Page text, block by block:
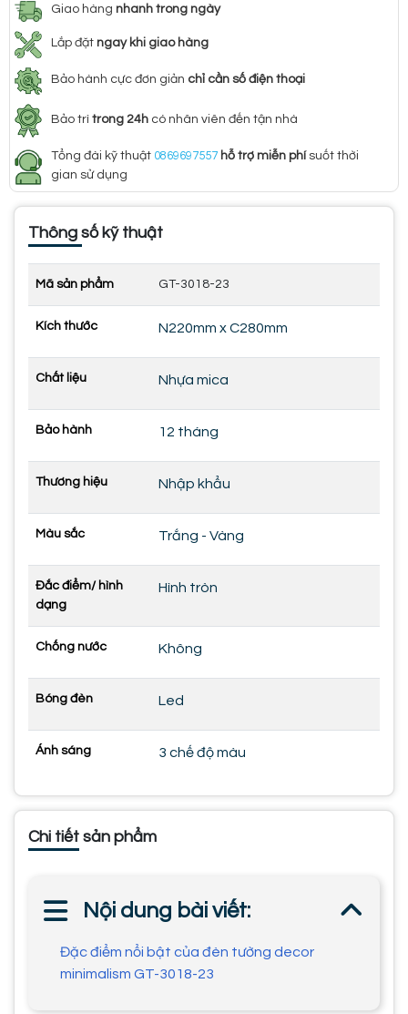
Giao hàng nhanh trong ngày
Lắp đặt ngay khi giao hàng
Bảo hành cực đơn giản chỉ cần số điện thoại
Bảo trì trong 24h có nhân viên đến tận nhà
Tổng đài kỹ thuật 0869697557 hỗ trợ miễn phí suốt thời
gian sử dụng
Thông số kỹ thuật
Mã sản phẩm GT-3018-23
Kích thước N220mm x C280mm
Chất liệu Nhựa mica
Bảo hành 12 tháng
Thương hiệu Nhập khẩu
Màu sắc Trắng - Vàng
Đắc điểm/ hình
dạng
Hình tròn
Chống nước Không
Bóng đèn Led
Ánh sáng 3 chế độ màu
Chi tiết sản phẩm
Nội dung bài viết:
Đặc điểm nổi bật của đèn tường decor
minimalism GT-3018-23